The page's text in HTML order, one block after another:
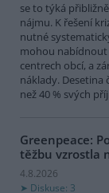
se to týká
nájmu. K řešení
nutné
mohou
centrech obcí, a
náklady.
než 40 % svých
Greenpeace:
těžbu vzrostla
4.8.2026
Diskuse: 3